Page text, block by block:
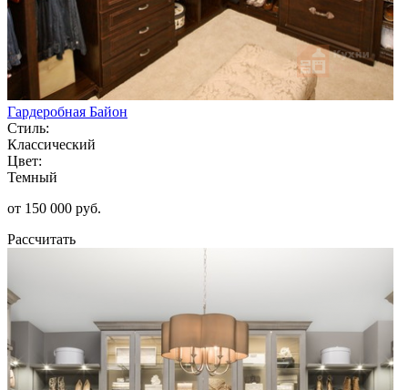
Гардеробная Байон
Стиль:
Классический
Цвет:
Темный
от 150 000 руб.
Рассчитать